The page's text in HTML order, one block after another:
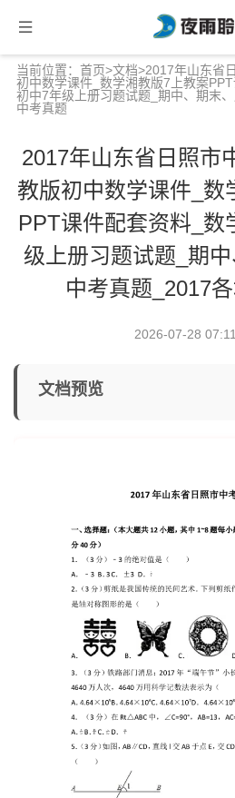
当前位置： 首页>文档>2017年山东省
初中数学课件_数学湘教版7上教案
初中7年级上册习题试题_期中、期末
中考真题
2017年山东省日照市
教版初中数学课件_数
PPT课件配套资料_数
级上册习题试题_期中
中考真题_2017
2026-07-28
文档预览